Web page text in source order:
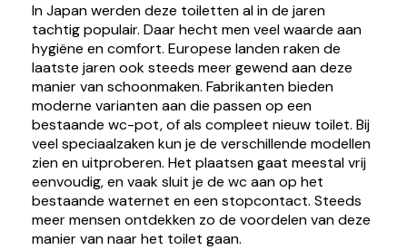
In Japan werden deze toiletten al in de jaren
tachtig populair. Daar hecht men veel waarde aan
hygiëne en comfort. Europese landen raken de
laatste jaren ook steeds meer gewend aan deze
manier van schoonmaken. Fabrikanten bieden
moderne varianten aan die passen op een
bestaande wc-pot, of als compleet nieuw toilet. Bij
veel speciaalzaken kun je de verschillende modellen
zien en uitproberen. Het plaatsen gaat meestal vrij
eenvoudig, en vaak sluit je de wc aan op het
bestaande waternet en een stopcontact. Steeds
meer mensen ontdekken zo de voordelen van deze
manier van naar het toilet gaan.